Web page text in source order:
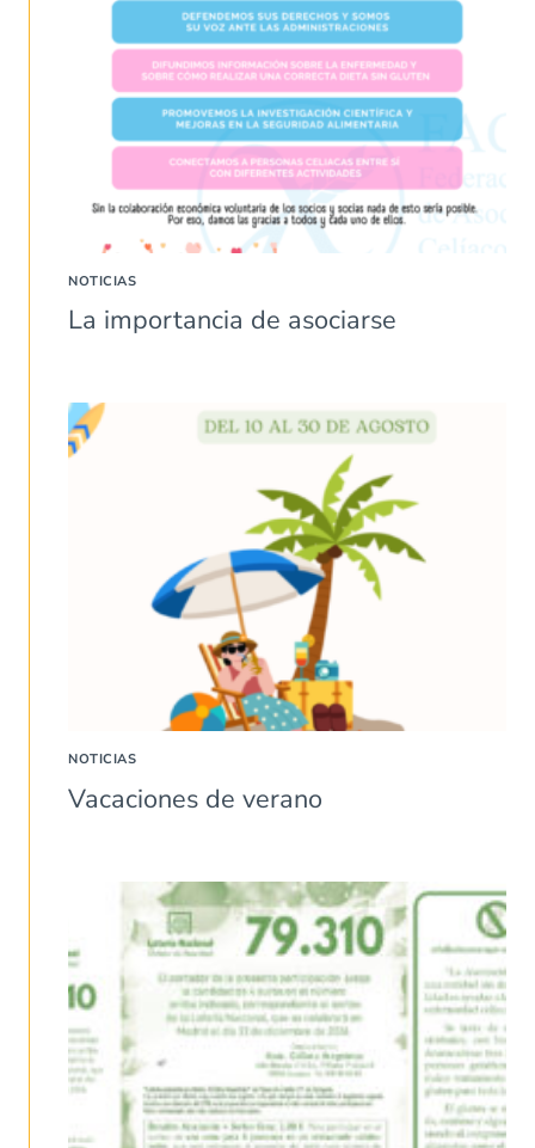
NOTICIAS
La importancia de asociarse
NOTICIAS
Vacaciones de verano